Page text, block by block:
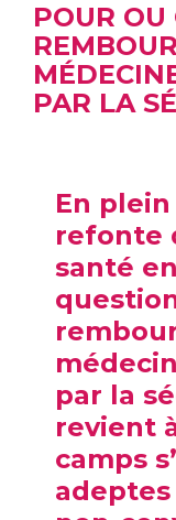
POUR OU
PAR LA
En
refonte
santé
par la
revient
camps